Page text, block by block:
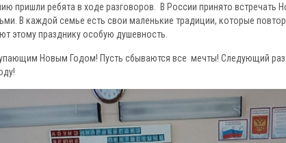
пришли ребята в ходе разговоров. В России принято встречать
В каждой семье есть свои маленькие традиции, которые
этому празднику особую душевность.
Новым Годом! Пусть сбываются все мечты! Следующий